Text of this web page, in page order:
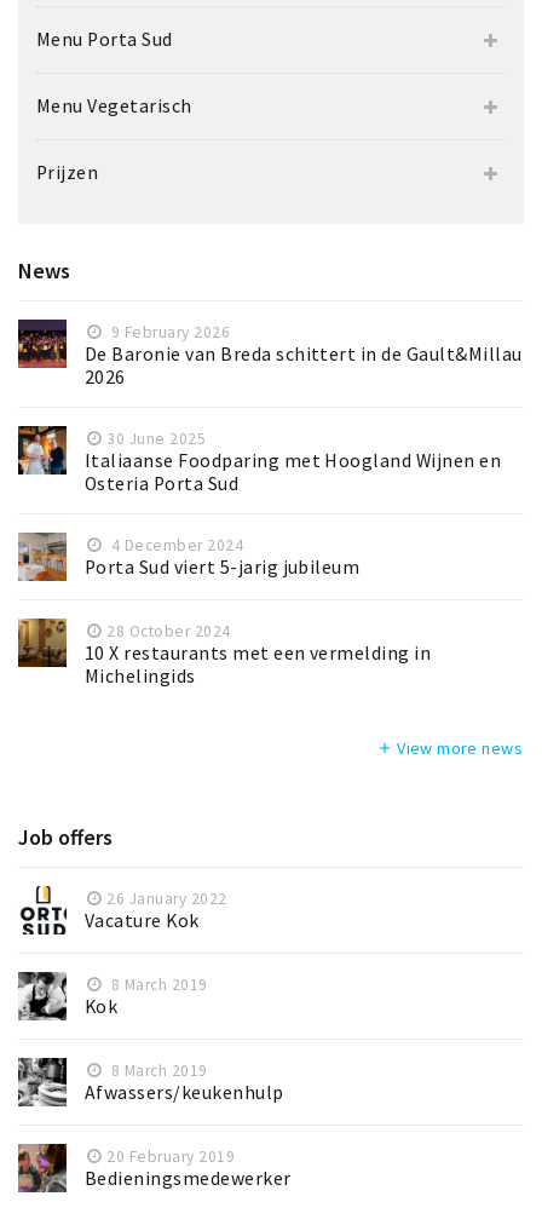
Menu Porta Sud
Menu Vegetarisch
Prijzen
News
9 February 2026
De Baronie van Breda schittert in de Gault&Millau
2026
30 June 2025
Italiaanse Foodparing met Hoogland Wijnen en
Osteria Porta Sud
4 December 2024
Porta Sud viert 5-jarig jubileum
28 October 2024
10 X restaurants met een vermelding in
Michelingids
add View more news
Job offers
26 January 2022
Vacature Kok
8 March 2019
Kok
8 March 2019
Afwassers/keukenhulp
20 February 2019
Bedieningsmedewerker